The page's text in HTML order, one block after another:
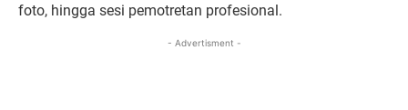
foto, hingga sesi pemotretan profesional.
- Advertisment -